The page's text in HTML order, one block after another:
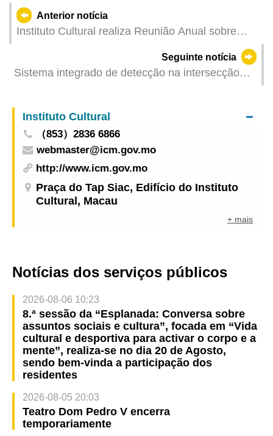
Anterior notícia
Instituto Cultural realiza Reunião Anual sobre
Seguinte notícia
Sistema integrado de detecção na intersecção
22 de Junho
Instituto Cultural
（853）2836 6866
webmaster@icm.gov.mo
http://www.icm.gov.mo
Praça do Tap Siac, Edifício do Instituto
Cultural, Macau
+ mais
Notícias dos serviços públicos
2026-08-06 10:23
8.ª sessão da “Esplanada: Conversa sobre
assuntos sociais e cultura”, focada em “Vida
cultural e desportiva para activar o corpo e a
mente”, realiza-se no dia 20 de Agosto,
sendo bem-vinda a participação dos
residentes
2026-08-05 20:03
Teatro Dom Pedro V encerra
temporariamente